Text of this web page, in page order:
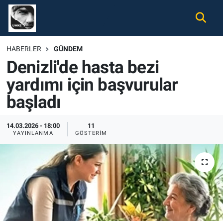
HABERLER GÜNDEM
Denizli'de hasta bezi
yardımı için başvurular
başladı
14.03.2026 - 18:00
YAYINLANMA
11
GÖSTERIM
Gündem
Ekonomi
Spor
Magazin
Tüm Haberler
İletişim
Künye
Nöbetçi Eczaneler
Hava Durumu
Namaz Vakitleri
Trafik Durumu
Süper Lig Puan Durumu ve Fikstür
Tüm Manşetler
Son Dakika Haberleri
Haber Arşivi